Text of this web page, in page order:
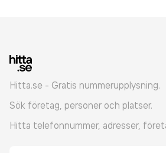
Hitta.se - Gratis nummerupplysning.
Sök företag, personer och platser.
Hitta telefonnummer, adresser,